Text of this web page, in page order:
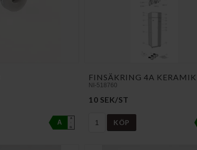
A
A
↑
G
FINSÄKRING 4A KERAMIK
NI-518760
10 SEK/ST
KÖP